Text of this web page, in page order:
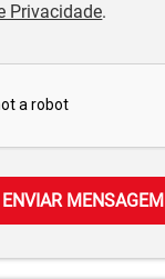
Privacidade.
ENVIAR MENSAGEM